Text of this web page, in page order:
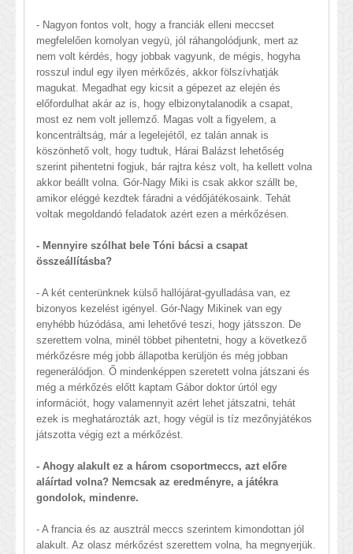
- Nagyon fontos volt, hogy a franciák elleni meccset
megfelelően komolyan vegyü, jól ráhangolódjunk, mert az
nem volt kérdés, hogy jobbak vagyunk, de mégis, hogyha
rosszul indul egy ilyen mérkőzés, akkor fölszívhatják
magukat. Megadhat egy kicsit a gépezet az elején és
előfordulhat akár az is, hogy elbizonytalanodik a csapat,
most ez nem volt jellemző. Magas volt a figyelem, a
koncentráltság, már a legelejétől, ez talán annak is
köszönhető volt, hogy tudtuk, Hárai Balázst lehetőség
szerint pihentetni fogjuk, bár rajtra kész volt, ha kellett volna
akkor beállt volna. Gór-Nagy Miki is csak akkor szállt be,
amikor eléggé kezdtek fáradni a védőjátékosaink. Tehát
voltak megoldandó feladatok azért ezen a mérkőzésen.
- Mennyire szólhat bele Tóni bácsi a csapat
összeállításba?
- A két centerünknek külső hallójárat-gyulladása van, ez
bizonyos kezelést igényel. Gór-Nagy Mikinek van egy
enyhébb húzódása, ami lehetővé teszi, hogy játsszon. De
szerettem volna, minél többet pihentetni, hogy a következő
mérkőzésre még jobb állapotba kerüljön és még jobban
regenerálódjon. Ő mindenképpen szeretett volna játszani és
még a mérkőzés előtt kaptam Gábor doktor úrtól egy
információt, hogy valamennyit azért lehet játszatni, tehát
ezek is meghatározták azt, hogy végül is tíz mezőnyjátékos
játszotta végig ezt a mérkőzést.
- Ahogy alakult ez a három csoportmeccs, azt előre
aláírtad volna? Nemcsak az eredményre, a játékra
gondolok, mindenre.
- A francia és az ausztrál meccs szerintem kimondottan jól
alakult. Az olasz mérkőzést szerettem volna, ha megnyerjük.